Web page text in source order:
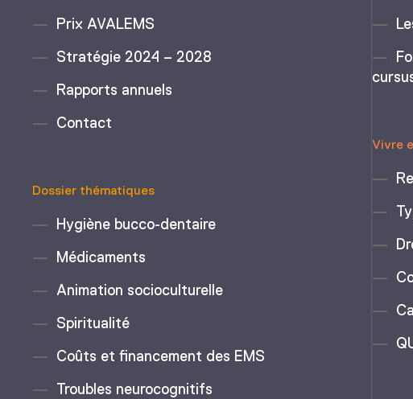
Prix AVALEMS
Stratégie 2024 – 2028
Rapports annuels
Contact
Dossier thématiques
Hygiène bucco-dentaire
Médicaments
Animation socioculturelle
Spiritualité
Coûts et financement des EMS
Troubles neurocognitifs
Vivre